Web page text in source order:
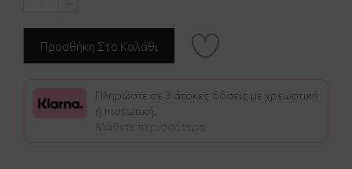
Πληρώστε σε 3 άτοκες δόσεις με χρεωστική
ή πιστωτική.
Μάθετε περισσότερα